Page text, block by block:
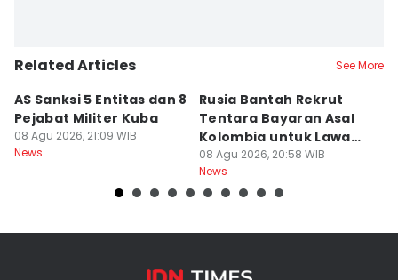
Related Articles See More
AS Sanksi 5 Entitas dan 8
Pejabat Militer Kuba
08 Agu 2026, 21:09 WIB
News
Rusia Bantah Rekrut
Tentara Bayaran Asal
Kolombia untuk Lawan
Ukraina
08 Agu 2026, 20:58 WIB
News